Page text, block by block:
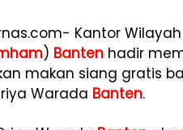
Kantor
) Banten hadir
makan siang gratis
Warada Banten.